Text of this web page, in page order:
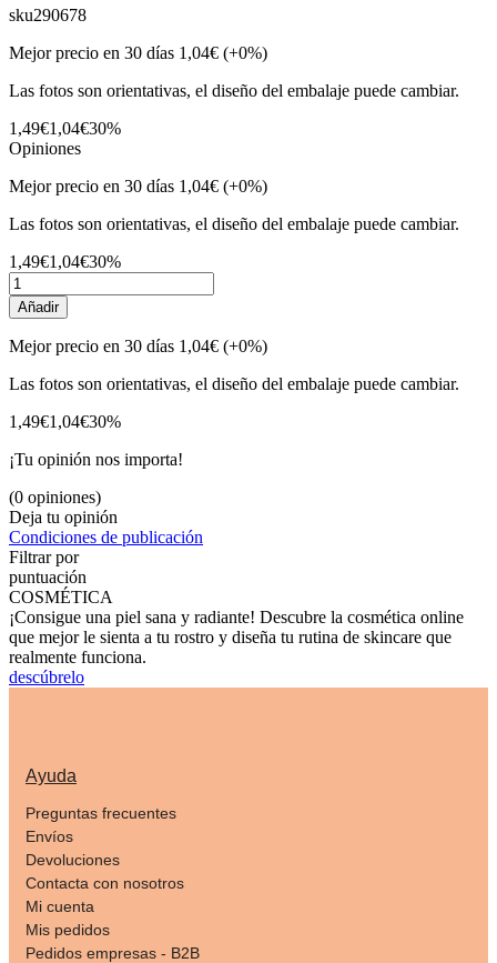
sku290678
Mejor precio en 30 días 1,04€ (+0%)
Las fotos son orientativas, el diseño del embalaje puede cambiar.
1,49€1,04€30%
Opiniones
Mejor precio en 30 días 1,04€ (+0%)
Las fotos son orientativas, el diseño del embalaje puede cambiar.
1,49€1,04€30%
Añadir
Mejor precio en 30 días 1,04€ (+0%)
Las fotos son orientativas, el diseño del embalaje puede cambiar.
1,49€1,04€30%
¡Tu opinión nos importa!
(0 opiniones)
Deja tu opinión
Condiciones de publicación
Filtrar por
puntuación
COSMÉTICA
¡Consigue una piel sana y radiante! Descubre la cosmética online
que mejor le sienta a tu rostro y diseña tu rutina de skincare que
realmente funciona.
descúbrelo
Ayuda
Preguntas frecuentes
Envíos
Devoluciones
Contacta con nosotros
Mi cuenta
Mis pedidos
Pedidos empresas - B2B